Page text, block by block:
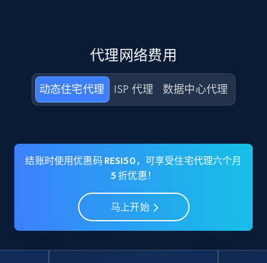
代理网络费用
动态住宅代理 ISP 代理 数据中心代理
结账时使用优惠码 RESI50，可享受住宅代理六个月
5 折优惠！
马上开始